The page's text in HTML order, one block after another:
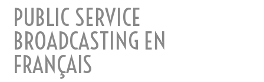
PUBLIC SERVICE
BROADCASTING EN
FRANÇAIS